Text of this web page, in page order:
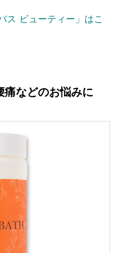
ス ビューティー」はこ
痛などのお悩みに